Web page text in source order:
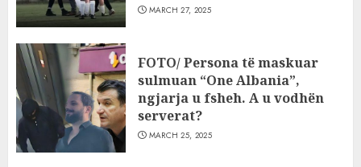
MARCH 27, 2025
FOTO/ Persona të maskuar
sulmuan “One Albania”,
ngjarja u fsheh. A u vodhën
serverat?
MARCH 25, 2025